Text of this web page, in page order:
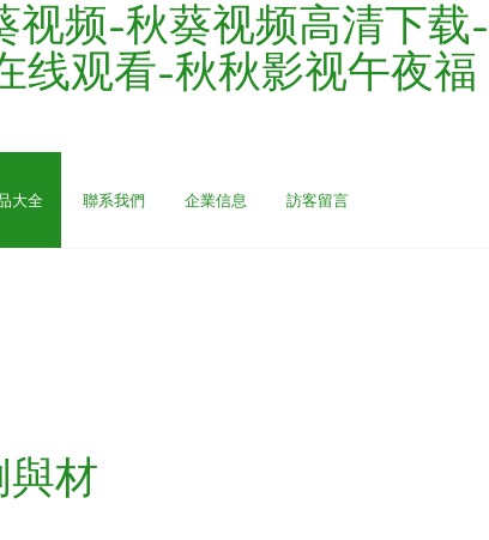
视频-秋葵视频高清下载-
线观看-秋秋影视午夜福
大全 聯系我們 企業信息 訪客留言
材